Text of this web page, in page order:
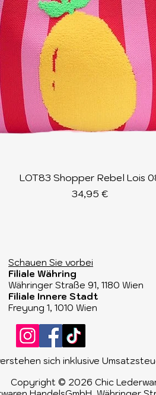
Schnellansicht
LOT83 Shopper Rebel Lois
Preis
34,95 €
Schauen Sie vorbei​
Filiale Währing
Währinger Straße 91, 1180 Wien​
Filiale Innere Stadt
Freyung 1, 1010 Wien
sich inklusive
Copyright © 2026 Chic